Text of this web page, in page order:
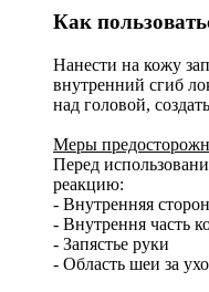
Как
Нанести на кожу
внутренний сгиб
над головой,
Меры
Перед
реакцию:
- Внутренняя
- Внутрення часть
- Запястье руки
- Область шеи за